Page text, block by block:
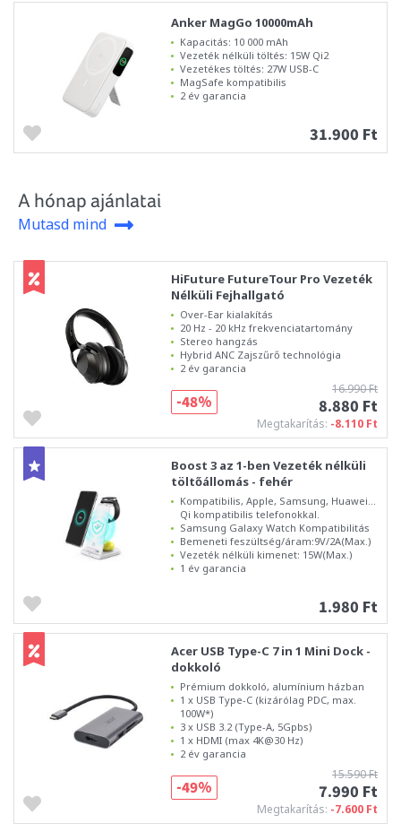
Anker MagGo 10000mAh
Kapacitás: 10 000 mAh
Vezeték nélküli töltés: 15W Qi2
Vezetékes töltés: 27W USB-C
MagSafe kompatibilis
2 év garancia
31.900 Ft
A hónap ajánlatai
Mutasd mind
HiFuture FutureTour Pro Vezeték
Nélküli Fejhallgató
Over-Ear kialakítás
20 Hz - 20 kHz frekvenciatartomány
Stereo hangzás
Hybrid ANC Zajszűrő technológia
2 év garancia
16.990 Ft
8.880 Ft
Megtakarítás: -8.110 Ft
-48%
Boost 3 az 1-ben Vezeték nélküli
töltőállomás - fehér
Kompatibilis, Apple, Samsung, Huawei...
Qi kompatibilis telefonokkal.
Samsung Galaxy Watch Kompatibilitás
Bemeneti feszültség/áram:9V/2A(Max.)
Vezeték nélküli kimenet: 15W(Max.)
1 év garancia
1.980 Ft
Acer USB Type-C 7 in 1 Mini Dock -
dokkoló
Prémium dokkoló, alumínium házban
1 x USB Type-C (kizárólag PDC, max.
100W*)
3 x USB 3.2 (Type-A, 5Gpbs)
1 x HDMI (max 4K@30 Hz)
2 év garancia
15.590 Ft
7.990 Ft
Megtakarítás: -7.600 Ft
-49%